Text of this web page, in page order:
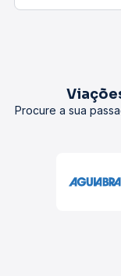
Procure a sua